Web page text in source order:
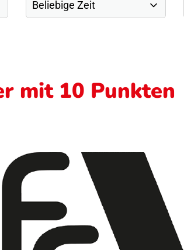
mit 10 Punkten